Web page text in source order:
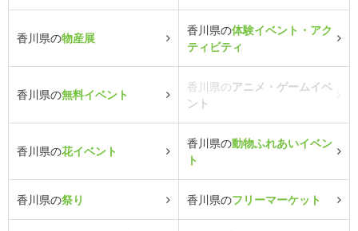
香川県の物産展
香川県の体験イベント・アク
ティビティ
香川県の無料イベント
香川県のアニメ・ゲームイベ
ント
香川県の花イベント
香川県の動物ふれあいイベン
ト
香川県の祭り 香川県のフリーマーケット